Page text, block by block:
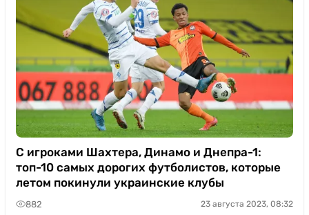
С игроками Шахтера, Динамо и Днепра-1:
топ-10 самых дорогих футболистов, которые
летом покинули украинские клубы
882 23 августа 2023, 08:32